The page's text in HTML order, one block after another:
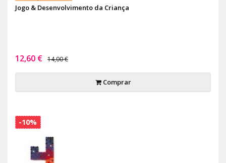
Jogo & Desenvolvimento da Criança
12,60 € 14,00 €
Comprar
-10%